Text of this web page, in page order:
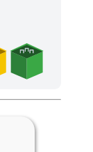
de pointes et